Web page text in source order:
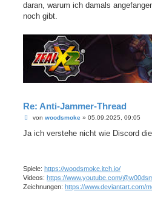
daran, warum ich damals
noch gibt.
Re: Anti-Jammer-Thread
B
i
von woodsmoke» 05.09.2025, 09:05
Ja ich verstehe nicht wie Discord
Spiele: https://woodsmoke.itch.io/
Videos: https://www.youtube.com/
Zeichnungen: https://www.deviantart.com/